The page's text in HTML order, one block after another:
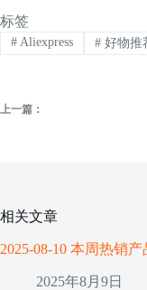
标签
#Aliexpress #好物推
上一篇：
相关文章
2025-08-10 本周热销
2025年8月9日